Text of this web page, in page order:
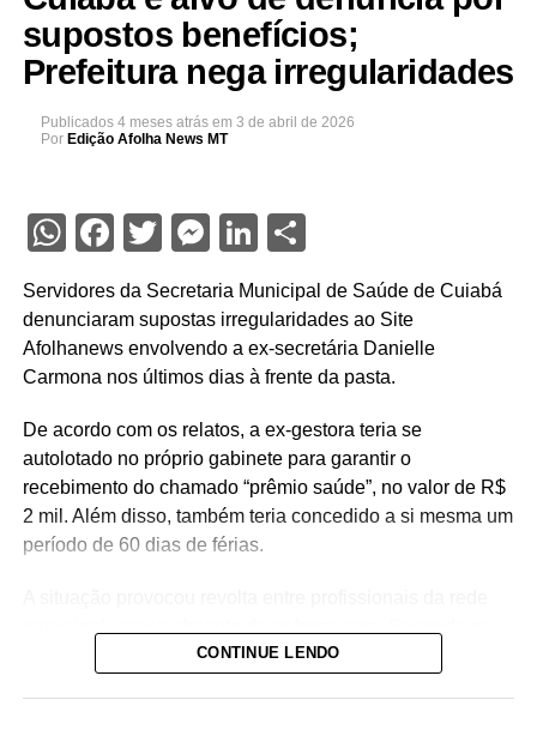
supostos benefícios;
Prefeitura nega irregularidades
Publicados 4 meses atrás em 3 de abril de 2026
Por Edição Afolha News MT
WhatsApp
Facebook
Twitter
Messenger
LinkedIn
Share
Servidores da Secretaria Municipal de Saúde de Cuiabá
denunciaram supostas irregularidades ao Site
Afolhanews envolvendo a ex-secretária Danielle
Carmona nos últimos dias à frente da pasta.
De acordo com os relatos, a ex-gestora teria se
autolotado no próprio gabinete para garantir o
recebimento do chamado “prêmio saúde”, no valor de R$
2 mil. Além disso, também teria concedido a si mesma um
período de 60 dias de férias.
denunciantes, a gestão costumava negar pedidos de
CONTINUE LENDO